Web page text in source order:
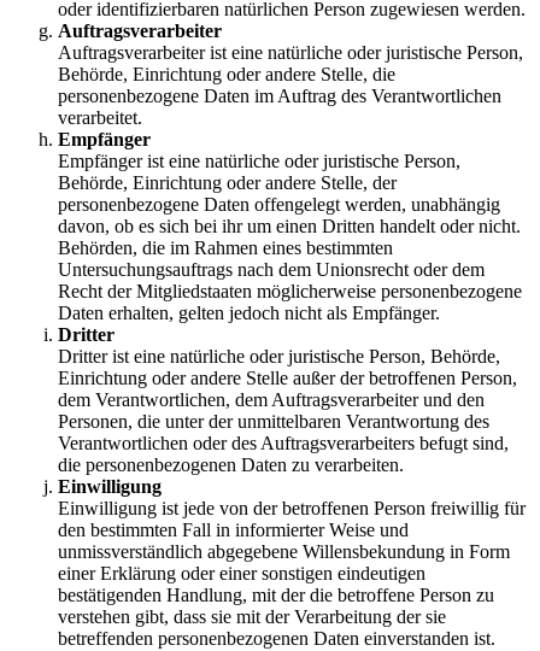
oder identifizierbaren natürlichen Person zugewiesen werden.
Auftragsverarbeiter
Auftragsverarbeiter ist eine natürliche oder juristische Person,
Behörde, Einrichtung oder andere Stelle, die
personenbezogene Daten im Auftrag des Verantwortlichen
verarbeitet.
Empfänger
Empfänger ist eine natürliche oder juristische Person,
Behörde, Einrichtung oder andere Stelle, der
personenbezogene Daten offengelegt werden, unabhängig
davon, ob es sich bei ihr um einen Dritten handelt oder nicht.
Behörden, die im Rahmen eines bestimmten
Untersuchungsauftrags nach dem Unionsrecht oder dem
Recht der Mitgliedstaaten möglicherweise personenbezogene
Daten erhalten, gelten jedoch nicht als Empfänger.
Dritter
Dritter ist eine natürliche oder juristische Person, Behörde,
Einrichtung oder andere Stelle außer der betroffenen Person,
dem Verantwortlichen, dem Auftragsverarbeiter und den
Personen, die unter der unmittelbaren Verantwortung des
Verantwortlichen oder des Auftragsverarbeiters befugt sind,
die personenbezogenen Daten zu verarbeiten.
Einwilligung
Einwilligung ist jede von der betroffenen Person freiwillig für
den bestimmten Fall in informierter Weise und
unmissverständlich abgegebene Willensbekundung in Form
einer Erklärung oder einer sonstigen eindeutigen
bestätigenden Handlung, mit der die betroffene Person zu
verstehen gibt, dass sie mit der Verarbeitung der sie
betreffenden personenbezogenen Daten einverstanden ist.